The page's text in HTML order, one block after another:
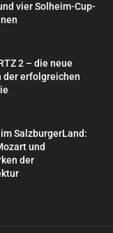
vier Solheim-Cup-
2 – die neue
der erfolgreichen
SalzburgerLand:
und
der